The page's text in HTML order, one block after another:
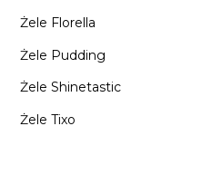
Żele Florella
Żele Pudding
Żele Shinetastic
Żele Tixo